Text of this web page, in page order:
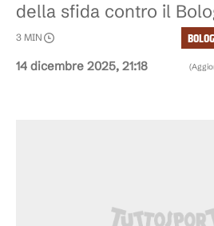
della sfida contro il
14 dicembre 2025, 21:18
3 MIN